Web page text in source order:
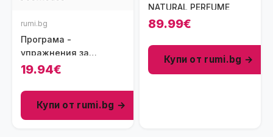
rumi.bg
Програма -
упражнения за
целулитни зони +
самомасаж
19.94€
Купи от rumi.bg →
NATURAL PERFUME
89.99€
Купи от rumi.bg →